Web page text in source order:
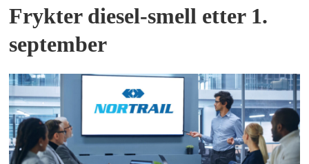
Frykter diesel-smell etter 1.
september